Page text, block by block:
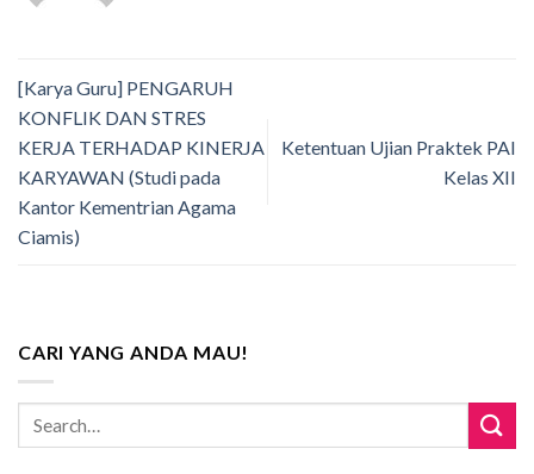
[Karya Guru] PENGARUH
KONFLIK DAN STRES
KERJA TERHADAP KINERJA
KARYAWAN (Studi pada
Kantor Kementrian Agama
Ciamis)
Ketentuan Ujian Praktek PAI
Kelas XII
CARI YANG ANDA MAU!